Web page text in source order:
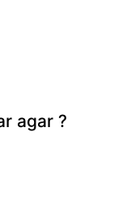
agar ?